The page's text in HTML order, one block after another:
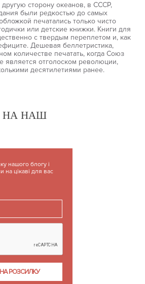
сторону океанов, в СССР,
были редкостью до самых
печатались только чисто
или детские книжки. Книги для
с твердым переплетом и, как
Дешевая беллетристика,
количестве печатать, когда Союз
является отголоском революции,
десятилетиями ранее.
НА НАШ
нашого блогу і
на цікаві для вас